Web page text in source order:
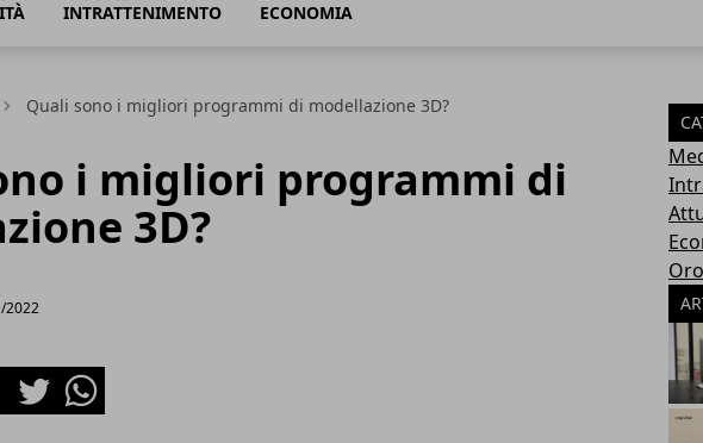
INTRATTENIMENTO ECONOMIA
Quali sono i migliori programmi di modellazione 3D?
i migliori programmi di
3D?
2022
TwitterWhatsapp